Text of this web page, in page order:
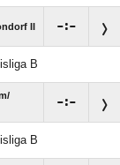
II :
B
:
B